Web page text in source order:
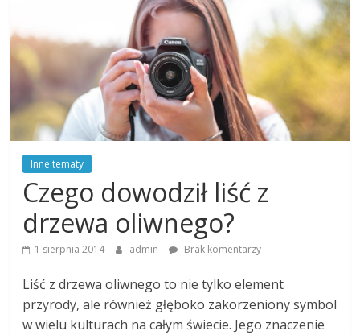
Inne tematy
Czego dowodził liść z
drzewa oliwnego?
1 sierpnia 2014 admin Brak komentarzy
Liść z drzewa oliwnego to nie tylko element
przyrody, ale również głęboko zakorzeniony symbol
w wielu kulturach na całym świecie. Jego znaczenie